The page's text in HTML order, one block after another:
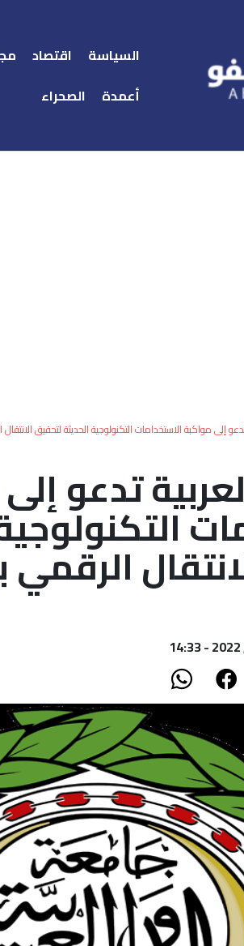
السياسة اقتصاد
أعمدة
الصحراء
إلى مواكبة الاستخدامات التكنولوجية الحديثة لتحقيق
تدعو
الرقمي